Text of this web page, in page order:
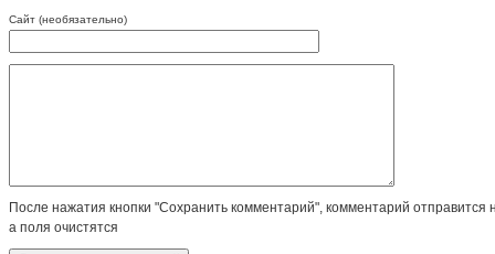
Сайт (необязательно)
После нажатия кнопки "Сохранить комментарий", комментарий отправится
а поля очистятся